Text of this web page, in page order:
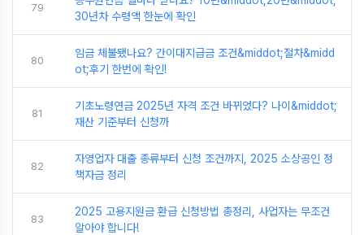
79
30년차 수령액 한눈에 확인
80
임금 체불됐나요? 간이대지급금 조건&middot;절차&midd
ot;후기 한번에 확인!
81
기초노령연금 2025년 자격 조건 바뀌었다? 나이&middot;
재산 기준부터 신청까
82
자영업자 대출 종류부터 신청 조건까지, 2025 소상공인 정
책자금 정리
83
2025 고용지원금 환급 신청방법 총정리, 사업자는 무조건
알아야 합니다!